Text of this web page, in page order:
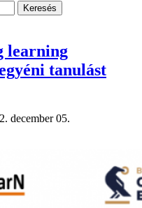
learning
tanulást
december 05.